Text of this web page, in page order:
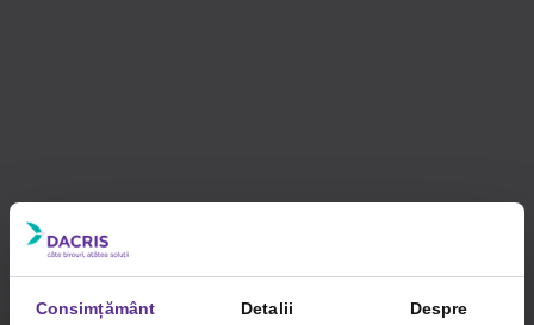
Consimțământ Detalii Despre